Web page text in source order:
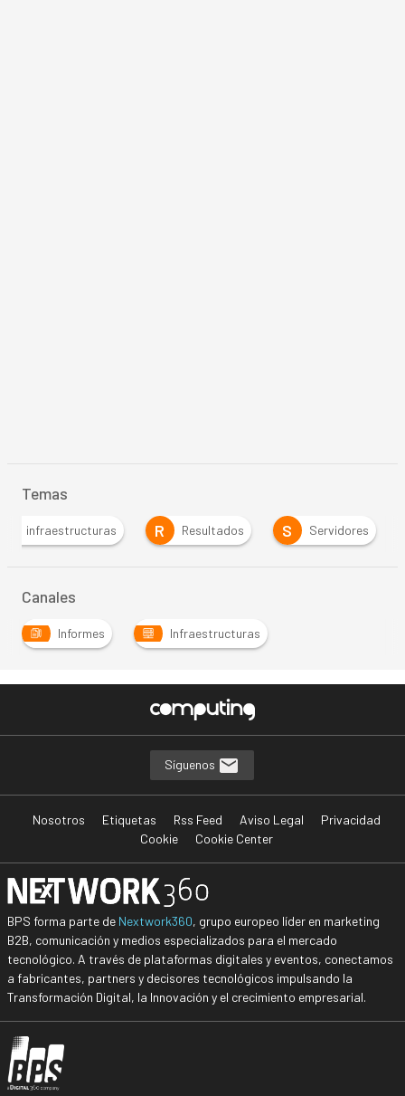
Temas
infraestructuras R Resultados S
Servidores
Canales
Informes
Infraestructuras
Síguenos
Nosotros Etiquetas Rss Feed Aviso Legal
Privacidad
Cookie
Cookie Center
BPS forma parte de Nextwork360, grupo europeo líder en marketing
B2B, comunicación y medios especializados para el mercado
tecnológico. A través de plataformas digitales y eventos, conectamos
a fabricantes, partners y decisores tecnológicos impulsando la
Transformación Digital, la Innovación y el crecimiento empresarial.